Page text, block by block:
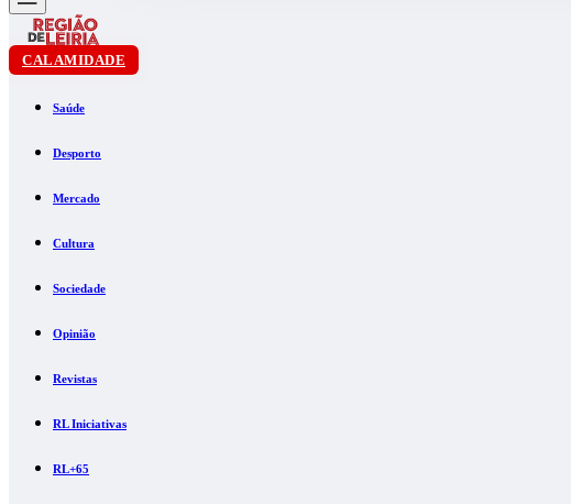
CALAMIDADE
Saúde
Desporto
Mercado
Cultura
Sociedade
Opinião
Revistas
RL Iniciativas
RL+65